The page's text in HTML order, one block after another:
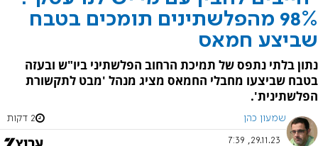
98% מהפלשתינים תומכים בטבח
שביצע חמאס
נתון בלתי נתפס של תמיכת הרחוב הפלשתיני ביו"ש ובעזה
בטבח שביצעו מחבלי החמאס מציג מנהל 'מבט לתקשורת
הפלשתינית'.
שמעון כהן 2 דקות
29.11.23, 7:39